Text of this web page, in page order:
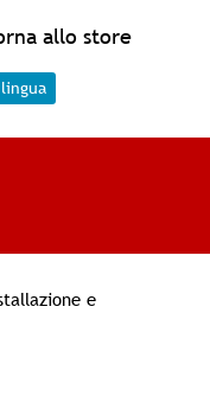
allo store
e